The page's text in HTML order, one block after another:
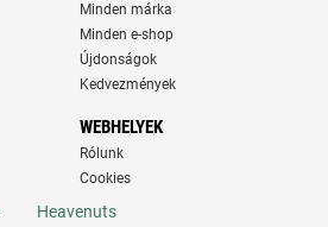
Minden márka
Minden e-shop
Újdonságok
Kedvezmények
WEBHELYEK
Rólunk
Cookies
Heavenuts